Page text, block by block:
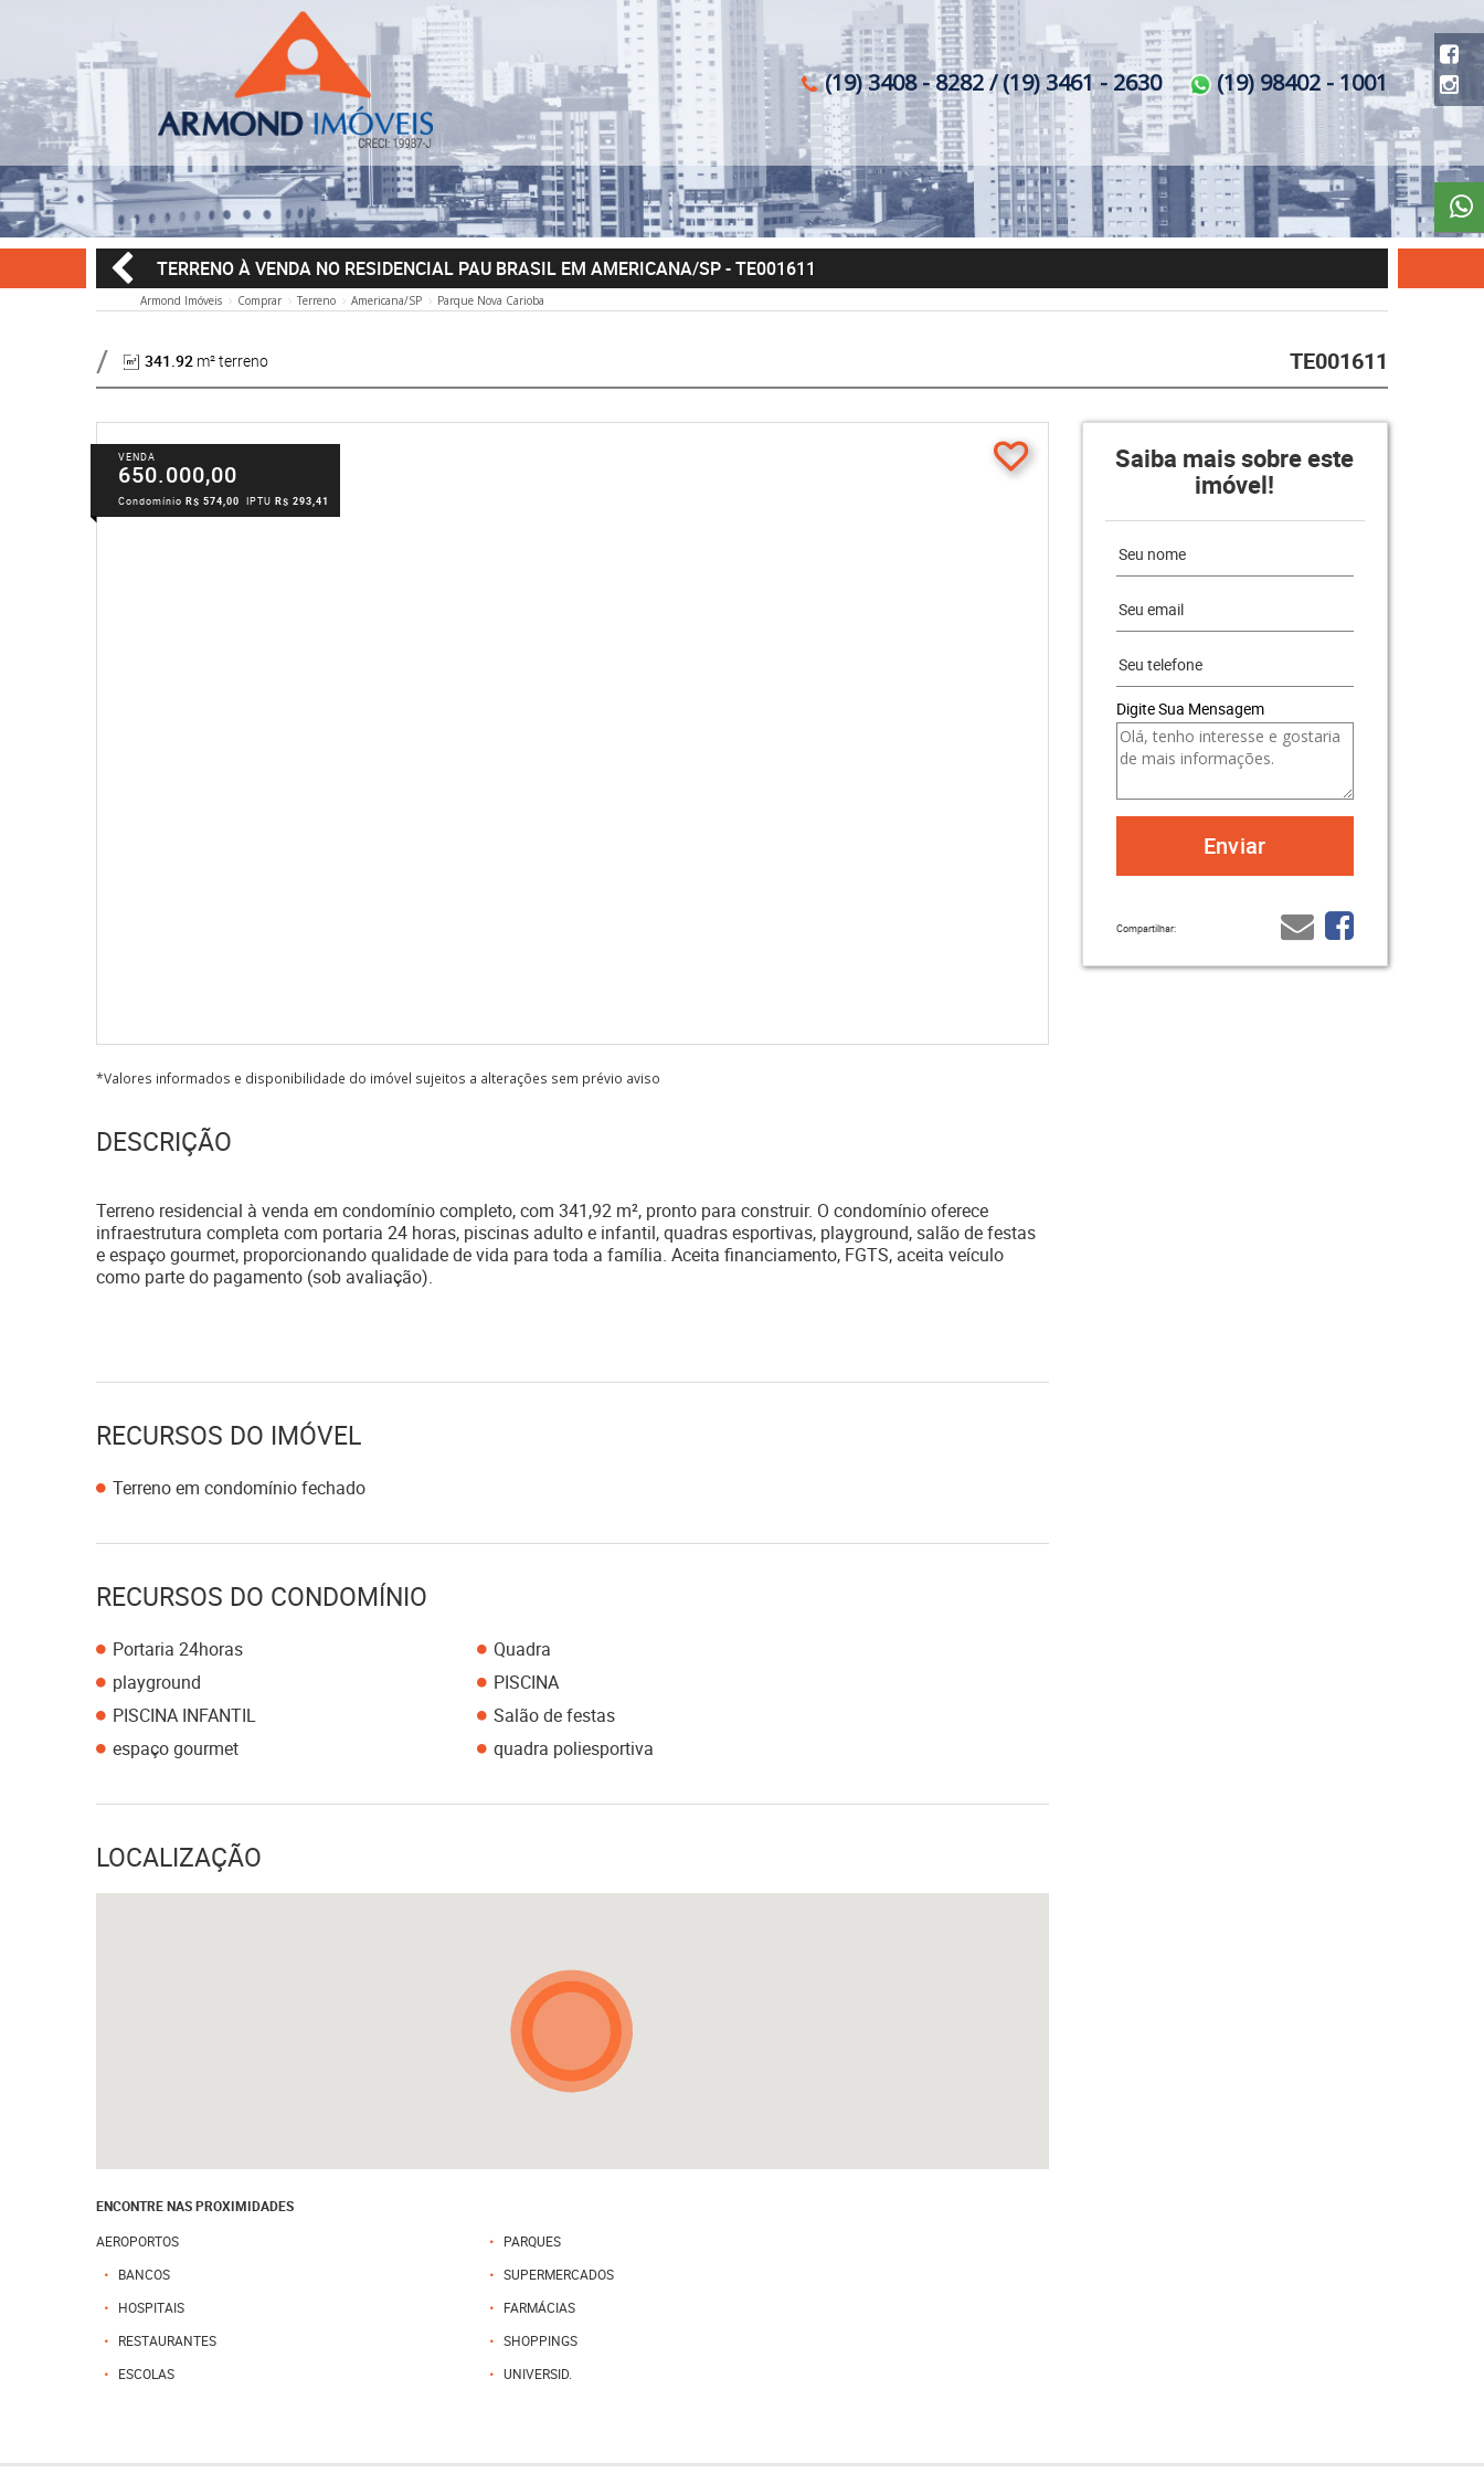
(19) 3408 - 8282 / (19) 3461 - 2630 (19) 98402 - 1001
TERRENO À VENDA NO RESIDENCIAL PAU BRASIL EM AMERICANA/SP- TE001611
Armond Imóveis Comprar Terreno Americana/SP Parque Nova Carioba
341.92 m² terreno TE001611
VENDA
650.000,00
Condomínio R$ 574,00 IPTU R$ 293,41
Saiba mais sobre este
imóvel!
Digite Sua Mensagem
Compartilhar:
*Valores informados e disponibilidade do imóvel sujeitos a alterações sem prévio aviso
DESCRIÇÃO
Terreno residencial à venda em condomínio completo, com 341,92 m², pronto para construir. O condomínio oferece
infraestrutura completa com portaria 24 horas, piscinas adulto e infantil, quadras esportivas, playground, salão de festas
e espaço gourmet, proporcionando qualidade de vida para toda a família. Aceita financiamento, FGTS, aceita veículo
como parte do pagamento (sob avaliação).
RECURSOS DO IMÓVEL
Terreno em condomínio fechado
RECURSOS DO CONDOMÍNIO
Portaria 24horas
Quadra
playground
PISCINA
PISCINA INFANTIL
Salão de festas
espaço gourmet
quadra poliesportiva
LOCALIZAÇÃO
ENCONTRE NAS PROXIMIDADES
AEROPORTOS
PARQUES
BANCOS
SUPERMERCADOS
HOSPITAIS
FARMÁCIAS
RESTAURANTES
SHOPPINGS
ESCOLAS
UNIVERSID.